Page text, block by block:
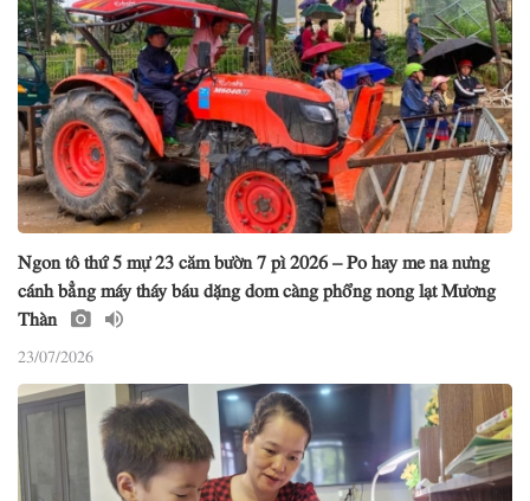
Ngon tô thứ 5 mự 23 căm bườn 7 pì 2026 – Po hay me na nưng
cánh bẳng máy tháy báu dặng dom càng phổng nong lạt Mương
Thàn
23/07/2026